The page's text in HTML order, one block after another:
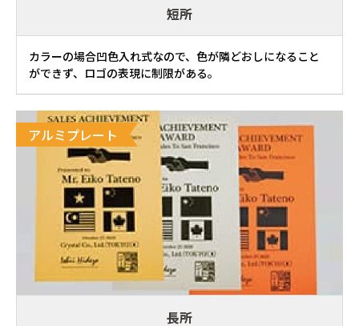
短所
カラーの場合凹色入れ式なので、色が隣どおしになること
ができず、ロゴの表現に制限がある。
アルミプレート
長所